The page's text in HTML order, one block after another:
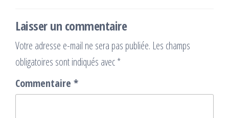
Laisser un commentaire
Votre adresse e-mail ne sera pas publiée. Les champs
obligatoires sont indiqués avec*
Commentaire *